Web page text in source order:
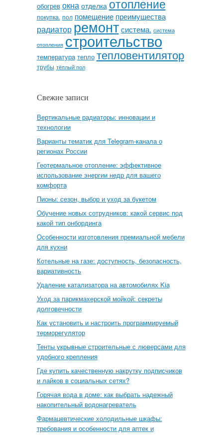
обогрев окна отделка отопление
покупка. пол помещение преимущества
радиатор ремонт система. система
отопления строительство
температура тепло тепловентилятор
трубы тёплый пол
Свежие записи
Вертикальные радиаторы: инновации и
технологии
Варианты тематик для Telegram-канала о
регионах России
Геотермальное отопление: эффективное
использование энергии недр для вашего
комфорта
Пионы: сезон, выбор и уход за букетом
Обучение новых сотрудников: какой сервис под
какой тип онбординга
Особенности изготовления премиальной мебели
для кухни
Котельные на газе: доступность, безопасность,
вариативность
Удаление катализатора на автомобилях Kia
Уход за парикмахерской мойкой: секреты
долговечности
Как установить и настроить программируемый
терморегулятор
Тенты укрывные строительные с люверсами для
удобного крепления
Где купить качественную накрутку подписчиков
и лайков в социальных сетях?
Горячая вода в доме: как выбрать надежный
накопительный водонагреватель
Фармацевтические холодильные шкафы:
требования и особенности для аптек и